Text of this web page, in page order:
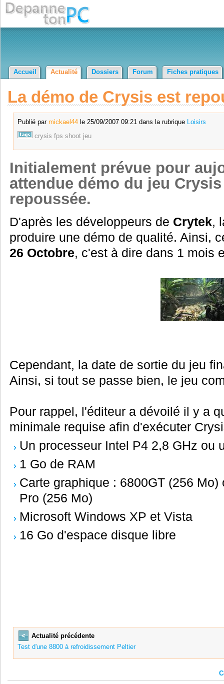
Accueil Actualité Dossiers Forum Fiches pratiques
La démo de Crysis est
Publié par mickael44le 25/09/2007 09:21 dans la rubrique Loisirs
crysis fps shoot jeu
Initialement prévue pour
attendue démo du jeu
repoussée.
D'après les développeurs de Crytek,
produire une démo de qualité. Ainsi,
26 Octobre, c'est à dire dans 1 mois
Cependant, la date de sortie du jeu
Ainsi, si tout se passe bien, le jeu
Pour rappel, l'éditeur a dévoilé il y a
minimale requise afin d'exécuter
Un processeur Intel P4 2,8 GHz ou
1 Go de RAM
Carte graphique : 6800GT (256
Pro (256 Mo)
Microsoft Windows XP et Vista
16 Go d'espace disque libre
<
Actualité précédente
Test d'une 8800 à refroidissement Peltier